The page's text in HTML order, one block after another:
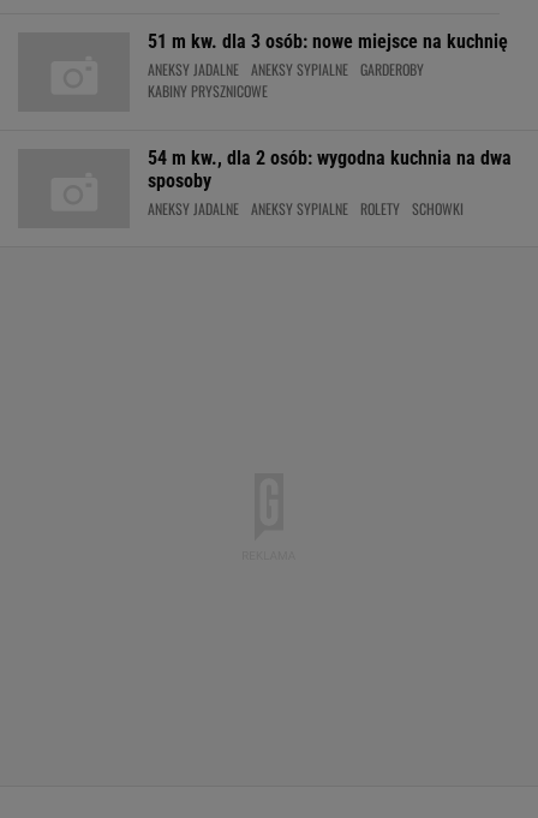
51 m kw. dla 3 osób: nowe miejsce na kuchnię
ANEKSY JADALNE ANEKSY SYPIALNE GARDEROBY
KABINY PRYSZNICOWE
54 m kw., dla 2 osób: wygodna kuchnia na dwa
sposoby
ANEKSY JADALNE ANEKSY SYPIALNE ROLETY SCHOWKI